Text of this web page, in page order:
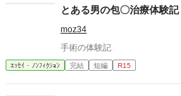
けかたなどコメントいただけ
いたノウハウは本文に追記し
記載しないでほしい方は、コメ
ください。
とある男の包〇治療体験記
moz34
手術の体験記
ｴｯｾｲ・ﾉﾝﾌｨｸｼｮﾝ 完結 短編 R15